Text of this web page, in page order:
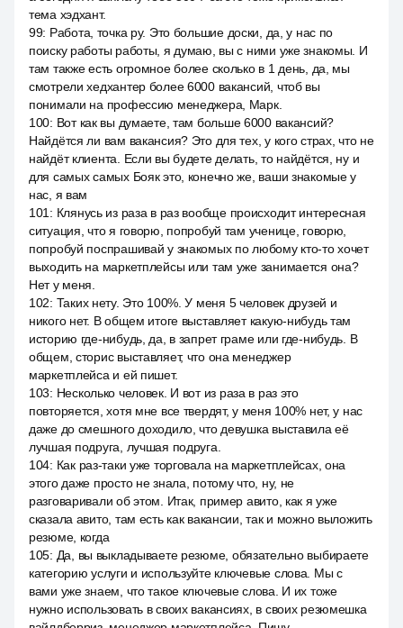
тема хэдхант.
99: Работа, точка ру. Это большие доски, да, у нас по
поиску работы работы, я думаю, вы с ними уже знакомы. И
там также есть огромное более сколько в 1 день, да, мы
смотрели хедхантер более 6000 вакансий, чтоб вы
понимали на профессию менеджера, Марк.
100: Вот как вы думаете, там больше 6000 вакансий?
Найдётся ли вам вакансия? Это для тех, у кого страх, что не
найдёт клиента. Если вы будете делать, то найдётся, ну и
для самых самых Бояк это, конечно же, ваши знакомые у
нас, я вам
101 : Клянусь из раза в раз вообще происходит интересная
ситуация, что я говорю, попробуй там ученице, говорю,
попробуй поспрашивай у знакомых по любому кто-то хочет
выходить на маркетплейсы или там уже занимается она?
Нет у меня.
102: Таких нету. Это 100%. У меня 5 человек друзей и
никого нет. В общем итоге выставляет какую-нибудь там
историю где-нибудь, да, в запрет граме или где-нибудь. В
общем, сторис выставляет, что она менеджер
маркетплейса и ей пишет.
103: Несколько человек. И вот из раза в раз это
повторяется, хотя мне все твердят, у меня 100% нет, у нас
даже до смешного доходило, что девушка выставила её
лучшая подруга, лучшая подруга.
104: Как раз-таки уже торговала на маркетплейсах, она
этого даже просто не знала, потому что, ну, не
разговаривали об этом. Итак, пример авито, как я уже
сказала авито, там есть как вакансии, так и можно выложить
резюме, когда
105: Да, вы выкладываете резюме, обязательно выбираете
категорию услуги и используйте ключевые слова. Мы с
вами уже знаем, что такое ключевые слова. И их тоже
нужно использовать в своих вакансиях, в своих резюмешка